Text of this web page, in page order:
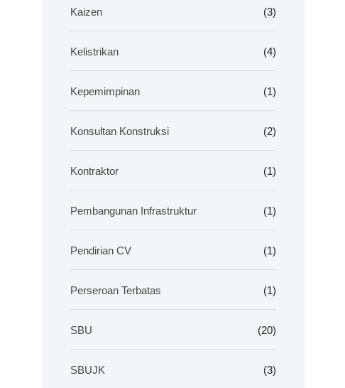
Kaizen (3)
Kelistrikan (4)
Kepemimpinan (1)
Konsultan Konstruksi (2)
Kontraktor (1)
Pembangunan Infrastruktur (1)
Pendirian CV (1)
Perseroan Terbatas (1)
SBU (20)
SBUJK (3)